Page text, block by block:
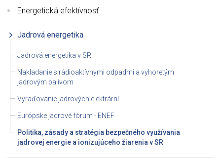
Energetická efektívnosť
Jadrová energetika
Jadrová energetika v SR
Nakladanie s rádioaktívnymi odpadmi a vyhoretým
jadrovým palivom
Vyraďovanie jadrových elektrární
Európske jadrové fórum - ENEF
Politika, zásady a stratégia bezpečného využívania
jadrovej energie a ionizujúceho žiarenia v SR